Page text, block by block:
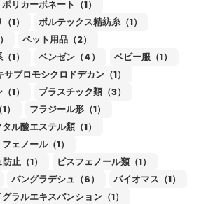
ポリカーボネート（1）
1）
ボルテックス精紡糸（1）
ペット用品（2）
1）
ベンゼン（4）
ベビー服（1）
サブロモシクロドデカン（1）
1）
プラスチック類（3）
フラジール形（1）
ル酸エステル類（1）
フェノール（1）
止（1）
ビスフェノール類（1）
バングラデシュ（6）
バイオマス（1）
ラルエキスパンション（1）